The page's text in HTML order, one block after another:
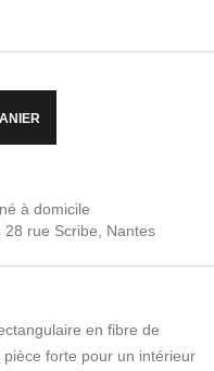
à domicile
rue Scribe, Nantes
en fibre de
forte pour un intérieur